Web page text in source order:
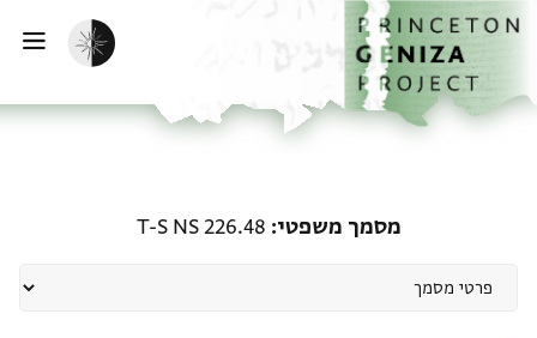
לתוכןהבית
הפעלת מצב כהה
מסמך משפטי T-S NS 226.48